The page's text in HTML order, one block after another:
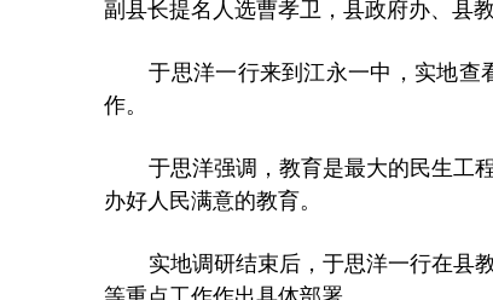
副县长提名人选曹孝卫，县政府办、县
于思洋一行来到江永一中，实地查
作。
于思洋强调，教育是最大的民生工
办好人民满意的教育。
实地调研结束后，于思洋一行在县